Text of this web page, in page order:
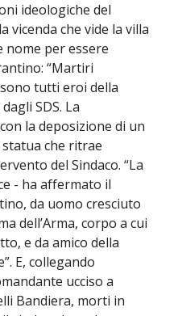
ideologiche del
vicenda che vide la villa
per essere
“Martiri
tutti eroi della
SDS. La
la deposizione di un
che ritrae
del Sindaco. “La
- ha affermato il
da uomo cresciuto
dell’Arma, corpo a cui
e da amico della
E, collegando
ucciso a
Bandiera, morti in